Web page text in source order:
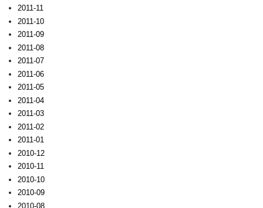
2011-11
2011-10
2011-09
2011-08
2011-07
2011-06
2011-05
2011-04
2011-03
2011-02
2011-01
2010-12
2010-11
2010-10
2010-09
2010-08